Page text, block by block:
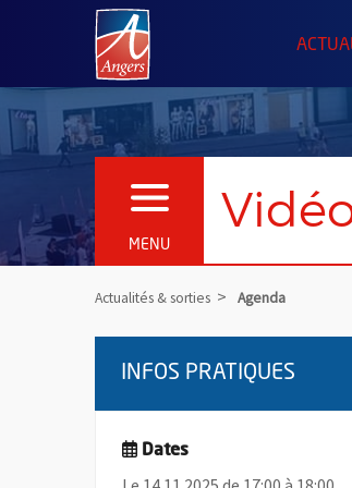
Angers.fr : Retour à l'accueil
MENU
OUVRIR LE MENU
Actualités & sorties Agenda
INFOS PRATIQUES
Dates